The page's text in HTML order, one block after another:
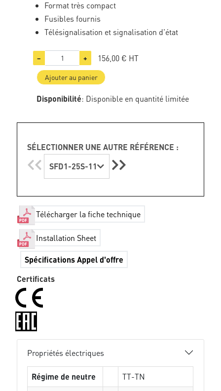
Format très compact
Fusibles fournis
Télésignalisation et signalisation d'état
− + 156,00 € HT
Ajouter au panier
Disponibilité: Disponible en quantité limitée
SÉLECTIONNER UNE AUTRE RÉFÉRENCE :
SFD1-25S-11
Télécharger la fiche technique
Installation Sheet
Spécifications Appel d'offre
Certificats
Propriétés électriques
Régime de neutre
TT-TN